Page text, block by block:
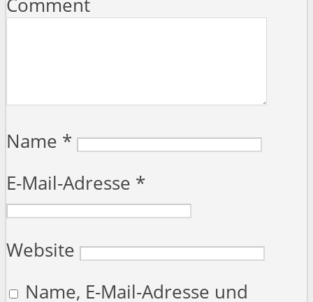
Comment
Name *
E-Mail-Adresse *
Website
Name, E-Mail-Adresse und